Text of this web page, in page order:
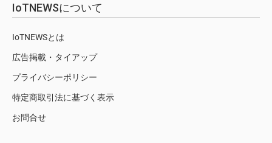
IoTNEWSについて
IoTNEWSとは
広告掲載・タイアップ
プライバシーポリシー
特定商取引法に基づく表示
お問合せ